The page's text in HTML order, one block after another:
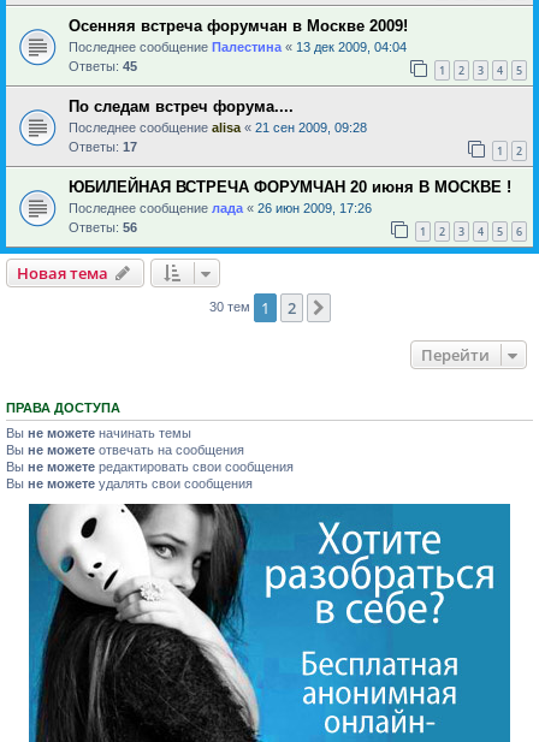
Осенняя встреча форумчан в Москве 2009!
Последнее сообщение Палестина « 13 дек 2009, 04:04
Ответы: 45 1 2 3 4 5
По следам встреч форума....
Последнее сообщение alisa « 21 сен 2009, 09:28
Ответы: 17 1 2
ЮБИЛЕЙНАЯ ВСТРЕЧА ФОРУМЧАН 20 июня В МОСКВЕ !
Последнее сообщение лада « 26 июн 2009, 17:26
Ответы: 56 1 2 3 4 5 6
Новая тема
30 тем 1 2
Перейти
ПРАВА ДОСТУПА
Вы не можете начинать темы
Вы не можете отвечать на сообщения
Вы не можете редактировать свои сообщения
Вы не можете удалять свои сообщения